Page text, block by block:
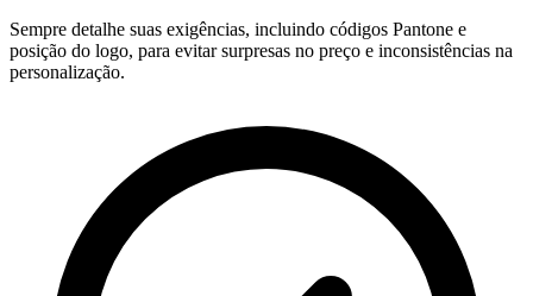
Sempre detalhe suas exigências, incluindo códigos Pantone e
posição do logo, para evitar surpresas no preço e inconsistências na
personalização.